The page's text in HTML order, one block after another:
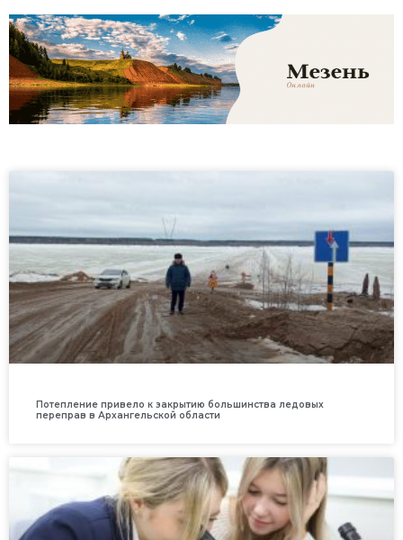
Потепление привело к закрытию большинства ледовых
переправ в Архангельской области